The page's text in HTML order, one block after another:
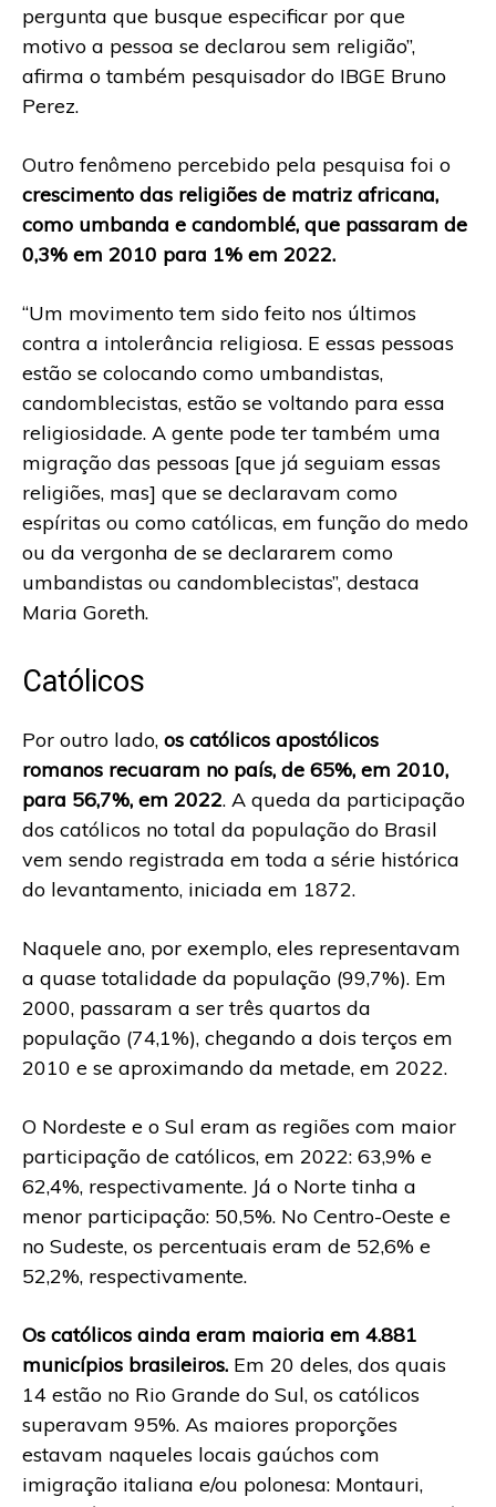
pergunta que busque especificar por que
motivo a pessoa se declarou sem religião”,
afirma o também pesquisador do IBGE Bruno
Perez.
Outro fenômeno percebido pela pesquisa foi o
crescimento das religiões de matriz africana,
como umbanda e candomblé, que passaram de
0,3% em 2010 para 1% em 2022.
“Um movimento tem sido feito nos últimos
contra a intolerância religiosa. E essas pessoas
estão se colocando como umbandistas,
candomblecistas, estão se voltando para essa
religiosidade. A gente pode ter também uma
migração das pessoas [que já seguiam essas
religiões, mas] que se declaravam como
espíritas ou como católicas, em função do medo
ou da vergonha de se declararem como
umbandistas ou candomblecistas”, destaca
Maria Goreth.
Católicos
Por outro lado, os católicos apostólicos
romanos recuaram no país, de 65%, em 2010,
para 56,7%, em 2022. A queda da participação
dos católicos no total da população do Brasil
vem sendo registrada em toda a série histórica
do levantamento, iniciada em 1872.
Naquele ano, por exemplo, eles representavam
a quase totalidade da população (99,7%). Em
2000, passaram a ser três quartos da
população (74,1%), chegando a dois terços em
2010 e se aproximando da metade, em 2022.
O Nordeste e o Sul eram as regiões com maior
participação de católicos, em 2022: 63,9% e
62,4%, respectivamente. Já o Norte tinha a
menor participação: 50,5%. No Centro-Oeste e
no Sudeste, os percentuais eram de 52,6% e
52,2%, respectivamente.
Os católicos ainda eram maioria em 4.881
municípios brasileiros. Em 20 deles, dos quais
14 estão no Rio Grande do Sul, os católicos
superavam 95%. As maiores proporções
estavam naqueles locais gaúchos com
imigração italiana e/ou polonesa: Montauri,